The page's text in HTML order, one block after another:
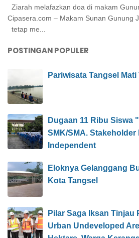
Ziarah melafazkan doa di makam
Cipasera.com – Makam Sunan
tetap me...
POSTINGAN POPULER
Pariwisata Tangsel
Dugaan 11 Ribu Siswa
SMK/SMA. Stakeholder
Independent
Eloknya Gelanggang
Kota Tangsel
Pilar Saga Iksan Tinjau
Urban Undeveloped